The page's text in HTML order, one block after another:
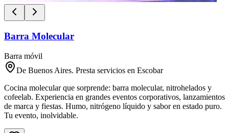
Barra Molecular
Barra móvil
De Buenos Aires. Presta servicios en Escobar
Cocina molecular que sorprende: barra molecular, nitrohelados y
cofeelab. Experiencia en grandes eventos corporativos, lanzamientos
de marca y fiestas. Humo, nitrógeno líquido y sabor en estado puro.
Tu evento, inolvidable.